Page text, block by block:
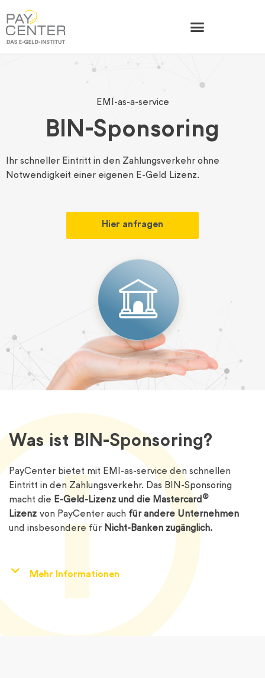
EMI-as-a-service
BIN-Sponsoring
Ihr schneller Eintritt in den Zahlungsverkehr ohne
Notwendigkeit einer eigenen E-Geld Lizenz.
Hier anfragen
Was ist BIN-Sponsoring?
PayCenter bietet mit EMI-as-service den schnellen
Eintritt in den Zahlungsverkehr. Das BIN-Sponsoring
macht die E-Geld-Lizenz und die Mastercard®
Lizenz von PayCenter auch für andere Unternehmen
und insbesondere für Nicht-Banken zugänglich.
Mehr Informationen​